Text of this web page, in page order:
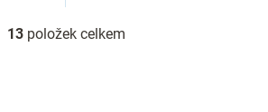
O
13položek celkem